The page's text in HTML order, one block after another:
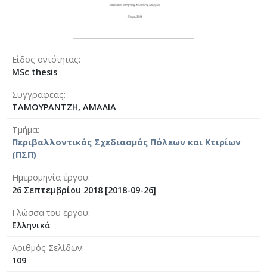
Είδος οντότητας
MSc thesis
Συγγραφέας
ΤΑΜΟΥΡΑΝΤΖΗ, ΑΜΑΛΙΑ
Τμήμα
Περιβαλλοντικός Σχεδιασμός Πόλεων και Κτιρίων
(ΠΣΠ)
Ημερομηνία έργου
26 Σεπτεμβρίου 2018 [2018-09-26]
Γλώσσα του έργου
Ελληνικά
Αριθμός Σελίδων
109